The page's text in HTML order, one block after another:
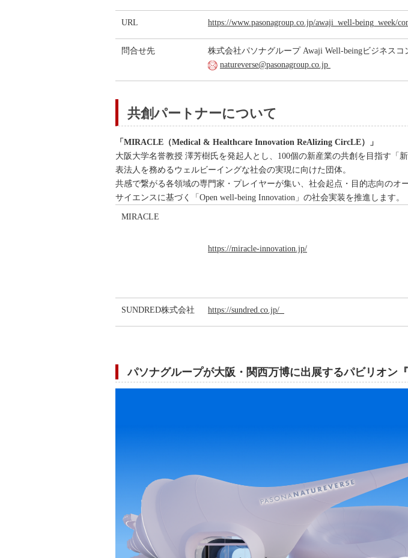
URL https://www.pasonagroup.co.jp/awaji_well-being_week/
問合せ先
株式会社パソナグループ Awaji Well-beingビジネスコ
natureverse@pasonagroup.co.jp
共創パートナーについて
「MIRACLE（Medical & Healthcare Innovation ReAlizing CircLE）」
大阪大学名誉教授 澤芳樹氏を発起人とし、100個の新産業の共創を目指す
表法人を務めるウェルビーイングな社会の実現に向けた団体。
共感で繋がる各領域の専門家・プレイヤーが集い、社会起点・目的志向のオ
サイエンスに基づく「Open well-being Innovation」の社会実装を推進します。
MIRACLE
https://miracle-innovation.jp/
SUNDRED株式会社 https://sundred.co.jp/
パソナグループが大阪・関西万博に出展するパビリオン